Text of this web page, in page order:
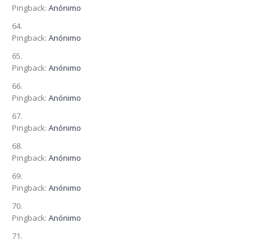
Pingback: Anónimo
Pingback: Anónimo
Pingback: Anónimo
Pingback: Anónimo
Pingback: Anónimo
Pingback: Anónimo
Pingback: Anónimo
Pingback: Anónimo